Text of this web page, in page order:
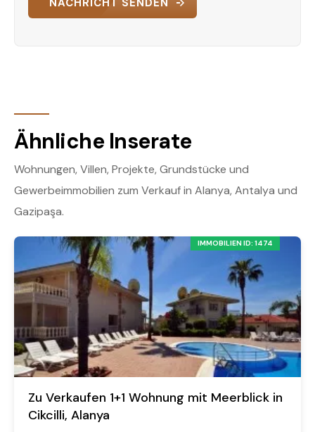
Ähnliche Inserate
Wohnungen, Villen, Projekte, Grundstücke und
Gewerbeimmobilien zum Verkauf in Alanya, Antalya und
Gazipaşa.
IMMOBILIEN ID: 1474
Zu Verkaufen 1+1 Wohnung mit Meerblick in
Cikcilli, Alanya